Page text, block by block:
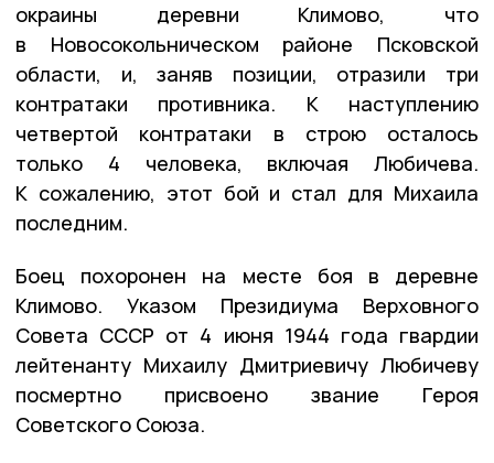
окраины деревни Климово, что
в Новосокольническом районе Псковской
области, и, заняв позиции, отразили три
контратаки противника. К наступлению
четвертой контратаки в строю осталось
только 4 человека, включая Любичева.
К сожалению, этот бой и стал для Михаила
последним.
Боец похоронен на месте боя в деревне
Климово. Указом Президиума Верховного
Совета СССР от 4 июня 1944 года гвардии
лейтенанту Михаилу Дмитриевичу Любичеву
посмертно присвоено звание Героя
Советского Союза.